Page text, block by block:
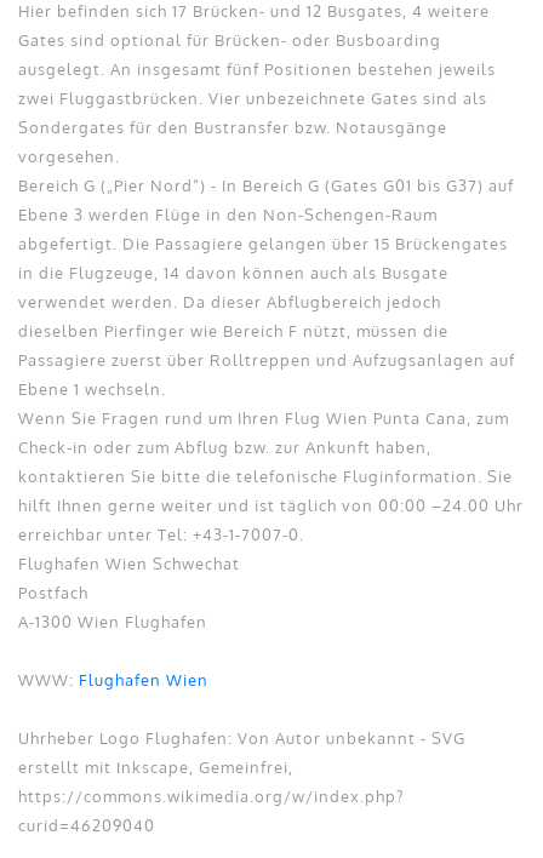
Hier befinden sich 17 Brücken- und 12 Busgates, 4 weitere
Gates sind optional für Brücken- oder Busboarding
ausgelegt. An insgesamt fünf Positionen bestehen jeweils
zwei Fluggastbrücken. Vier unbezeichnete Gates sind als
Sondergates für den Bustransfer bzw. Notausgänge
vorgesehen.
Bereich G („Pier Nord“) - In Bereich G (Gates G01 bis G37) auf
Ebene 3 werden Flüge in den Non-Schengen-Raum
abgefertigt. Die Passagiere gelangen über 15 Brückengates
in die Flugzeuge, 14 davon können auch als Busgate
verwendet werden. Da dieser Abflugbereich jedoch
dieselben Pierfinger wie Bereich F nützt, müssen die
Passagiere zuerst über Rolltreppen und Aufzugsanlagen auf
Ebene 1 wechseln.
Wenn Sie Fragen rund um Ihren Flug Wien Punta Cana, zum
Check-in oder zum Abflug bzw. zur Ankunft haben,
kontaktieren Sie bitte die telefonische Fluginformation. Sie
hilft Ihnen gerne weiter und ist täglich von 00:00 –24.00 Uhr
erreichbar unter Tel: +43-1-7007-​0.
Flughafen Wien Schwechat
Postfach
A-1300 Wien Flughafen
WWW: Flughafen Wien
Uhrheber Logo Flughafen: Von Autor unbekannt - SVG
erstellt mit Inkscape, Gemeinfrei,
https://commons.wikimedia.org/w/index.php?
curid=46209040